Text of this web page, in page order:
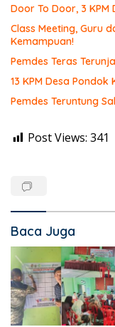
Door To Door, 3 KPM
Class Meeting, Guru
Kemampuan!
Pemdes Teras
13 KPM Desa Pondok
Pemdes Teruntung
Post Views: 341
Baca Juga